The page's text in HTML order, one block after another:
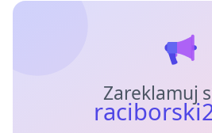
Zareklamuj